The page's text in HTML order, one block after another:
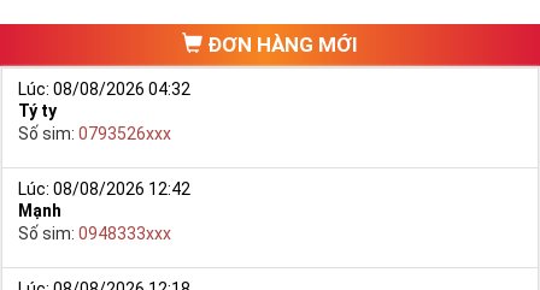
ĐƠN HÀNG MỚI
Lúc: 08/08/2026 04:32
Tý ty
Số sim: 0793526xxx
Lúc: 08/08/2026 12:42
Mạnh
Số sim: 0948333xxx